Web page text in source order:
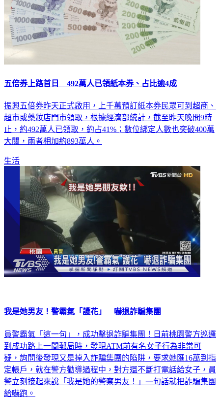
五倍券上路首日 492萬人已領紙本券、占比逾4成
振興五倍券昨天正式啟用，上千萬預訂紙本券民眾可到超商、
超市或藥妝店門市領取，根據經濟部統計，截至昨天晚間9時
止，約492萬人已領取，約占41%；數位綁定人數也突破400萬
大關，兩者相加約893萬人。
生活
我是她男友！警霸氣「護花」 嚇退詐騙集團
員警霸氣「這一句」，成功擊退詐騙集團！日前桃園警方巡邏
到成功路上一間郵局時，發現ATM前有名女子行為非常可
疑，詢問後發現又是掉入詐騙集團的陷阱，要求她匯16萬到指
定帳戶，就在警方勸導過程中，對方還不斷打電話給女子，員
警立刻接起來說「我是她的警察男友！」一句話就把詐騙集團
給嚇跑。